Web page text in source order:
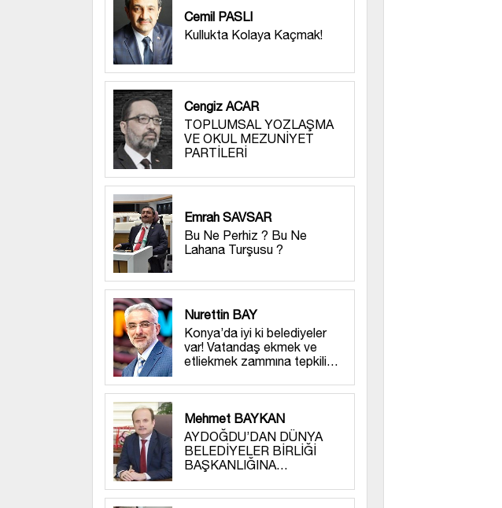
Cemil PASLI
Kullukta Kolaya Kaçmak!
Cengiz ACAR
TOPLUMSAL YOZLAŞMA
VE OKUL MEZUNİYET
PARTİLERİ
Emrah SAVSAR
Bu Ne Perhiz ? Bu Ne
Lahana Turşusu ?
Nurettin BAY
Konya’da iyi ki belediyeler
var! Vatandaş ekmek ve
etliekmek zammına tepkili…
Mehmet BAYKAN
AYDOĞDU’DAN DÜNYA
BELEDİYELER BİRLİĞİ
BAŞKANLIĞINA…